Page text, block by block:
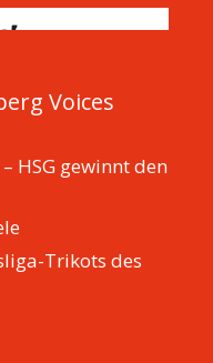
Voices
HSG gewinnt den
Trikots des